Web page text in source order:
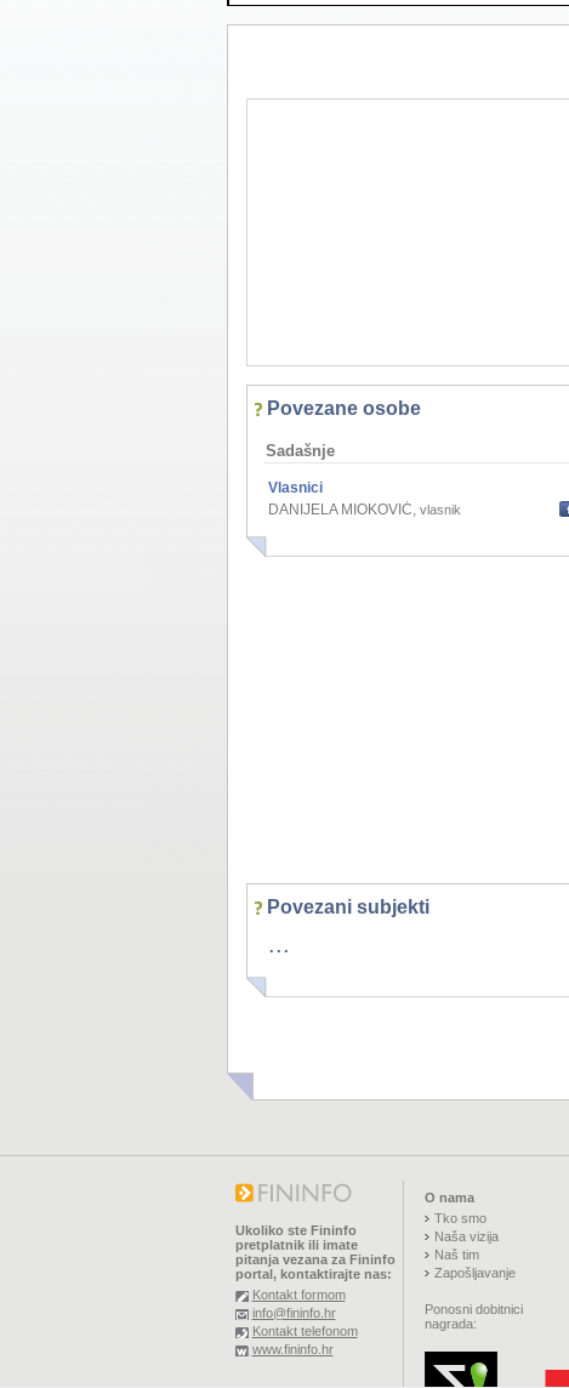
Povezane osobe
Sadašnje
Vlasnici
DANIJELA MIOKOVIĆ, vlasnik
Povezani subjekti
...
Ukoliko ste Fininfo
pretplatnik ili imate
pitanja vezana za Fininfo
portal, kontaktirajte nas:
Kontakt formom
info@fininfo.hr
Kontakt telefonom
www.fininfo.hr
O nama
Tko smo
Naša vizija
Naš tim
Zapošljavanje
Ponosni dobitnici
nagrada: